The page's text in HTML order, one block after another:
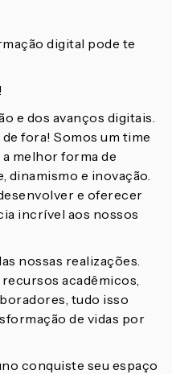
digital pode te
e dos avanços digitais.
fora! Somos um time
melhor forma de
dinamismo e inovação.
e oferecer
incrível aos nossos
nossas realizações.
acadêmicos,
tudo isso
de vidas por
conquiste seu espaço